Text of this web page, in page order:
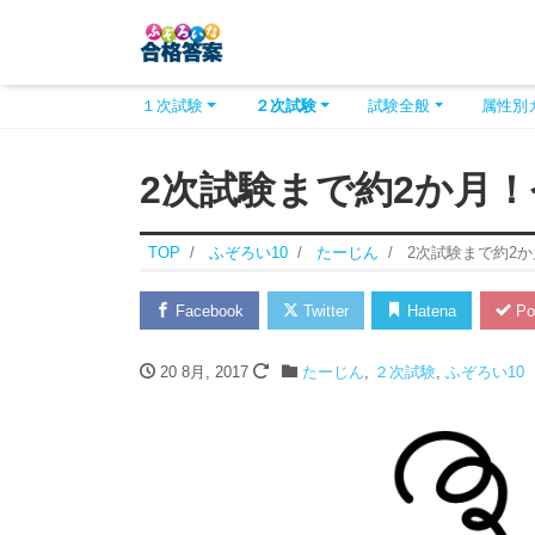
１次試験 ２次試験 試験全般 属性別
2次試験まで約2か月
TOP ふぞろい10 たーじん 2次試験まで約2
Facebook Twitter Hatena
20 8月, 2017 たーじん ２次試験, ふぞろい10